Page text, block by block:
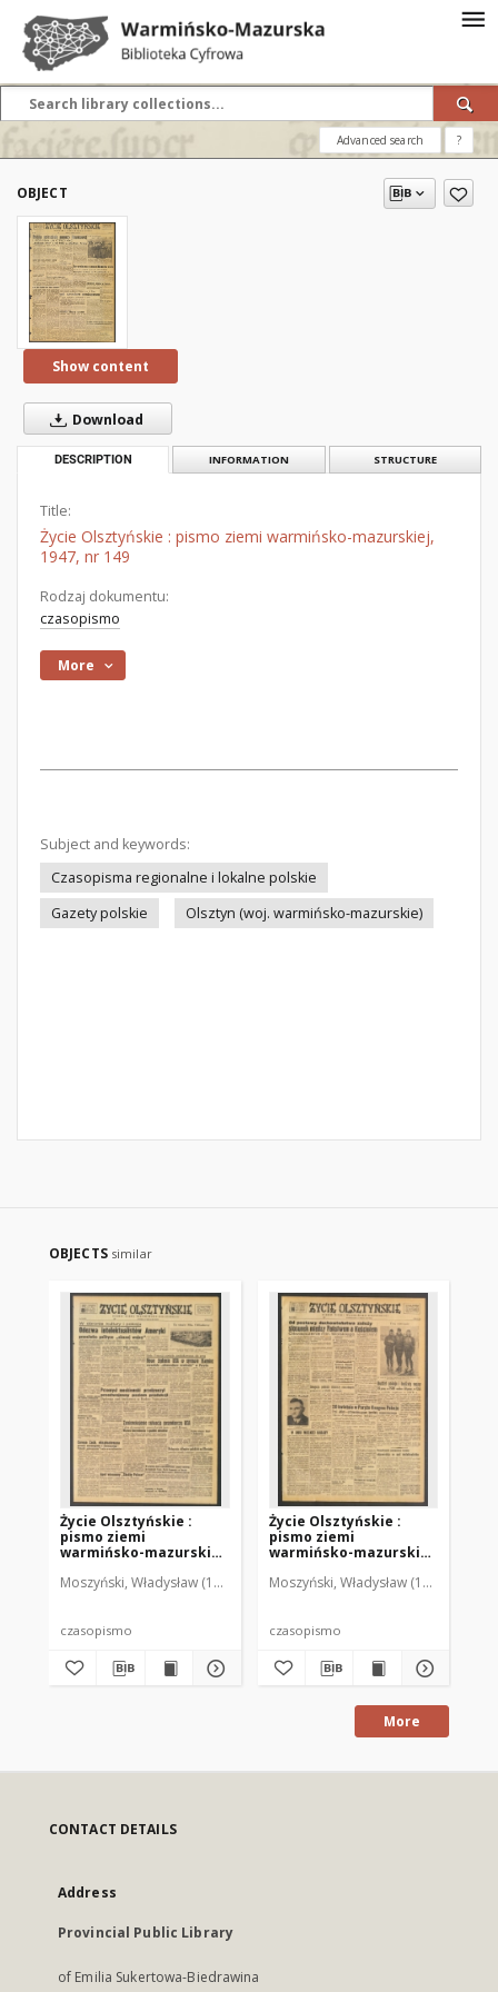
Advanced search ?
OBJECT
Show content
Download
DESCRIPTION INFORMATION STRUCTURE
Title:
Życie Olsztyńskie : pismo ziemi warmińsko-mazurskiej,
1947, nr 149
Rodzaj dokumentu:
czasopismo
More
Subject and keywords:
Czasopisma regionalne i lokalne polskie
Gazety polskie
Olsztyn (woj. warmińsko-mazurskie)
OBJECTS similar
Życie Olsztyńskie :
pismo ziemi
warmińsko-mazurskiej,
Moszyński, Władysław (1922-2001). Red. Mroczkowski, Włodzimierz
czasopismo
Życie Olsztyńskie :
pismo ziemi
warmińsko-mazurskiej,
Moszyński, Władysław (1922-2001).
czasopismo
More
CONTACT DETAILS
Address
Provincial Public Library
of Emilia Sukertowa-Biedrawina